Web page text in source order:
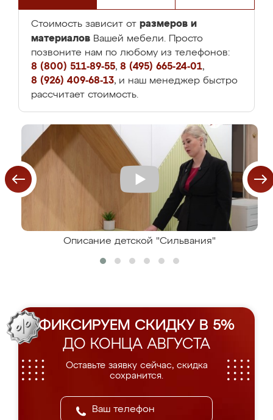
Стоимость зависит от размеров и
материалов Вашей мебели. Просто
позвоните нам по любому из телефонов:
8 (800) 511-89-55, 8 (495) 665-24-01,
8 (926) 409-68-13, и наш менеджер быстро
рассчитает стоимость.
Описание детской "Сильвания"
ФИКСИРУЕМ СКИДКУ В 5%
ДО КОНЦА АВГУСТА
Оставьте заявку сейчас, скидка
сохранится.